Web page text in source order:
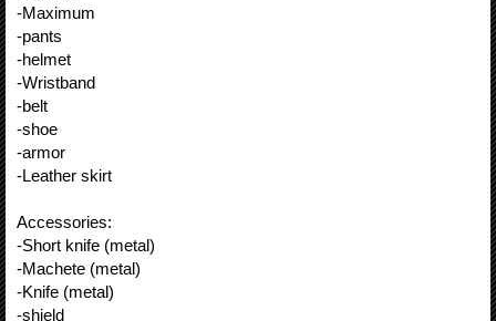
-Maximum
-pants
-helmet
-Wristband
-belt
-shoe
-armor
-Leather skirt
Accessories:
-Short knife (metal)
-Machete (metal)
-Knife (metal)
-shield